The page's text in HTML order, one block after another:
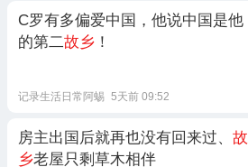
C罗有多偏爱中国，他说中国是他
的第二故乡 ！
记录生活日常阿蜴 5天前 09:52
房主出国后就再也没有回来过、 故
乡老屋只剩草木相伴